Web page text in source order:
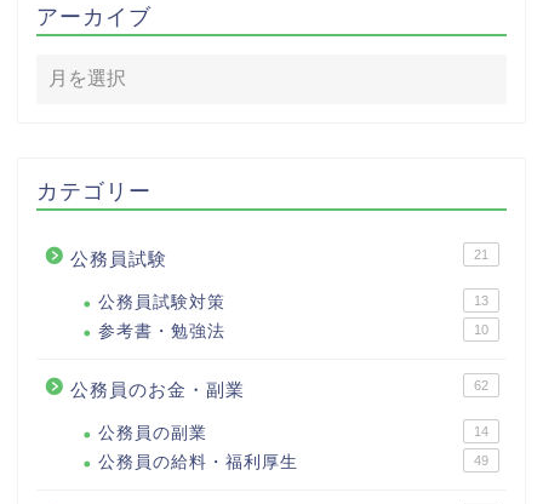
アーカイブ
カテゴリー
公務員試験 21
公務員試験対策 13
参考書・勉強法 10
公務員のお金・副業 62
公務員の副業 14
公務員の給料・福利厚生 49